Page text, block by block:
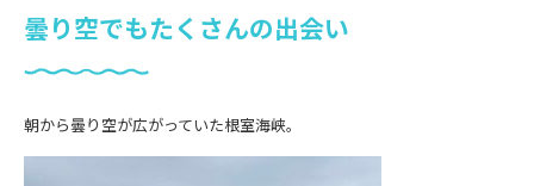
曇り空でもたくさんの出会い
朝から曇り空が広がっていた根室海峡。